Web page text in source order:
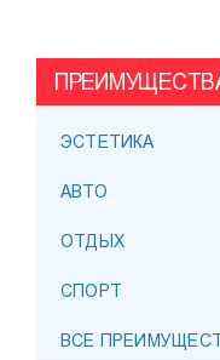
ЭСТЕТИКА
АВТО
ОТДЫХ
СПОРТ
ВСЕ